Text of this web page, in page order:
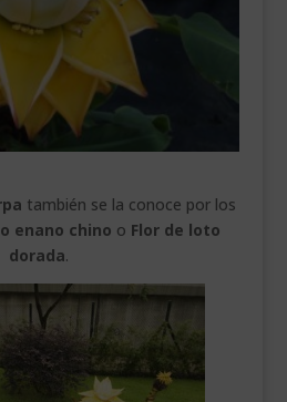
también se la conoce por los
enano chino o Flor de loto
dorada.